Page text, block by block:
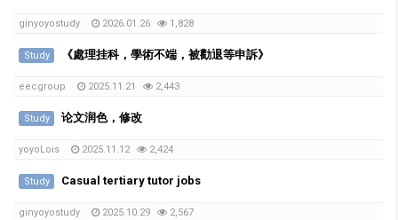
ginyoyostudy 2026.01.26 1,828
Study 《處理挂科，學術不端，被勸退等申訴》
eecgroup 2025.11.21 2,443
Study 论文润色，修改
yoyoLois 2025.11.12 2,424
Study Casual tertiary tutor jobs
ginyoyostudy 2025.10.29 2,567